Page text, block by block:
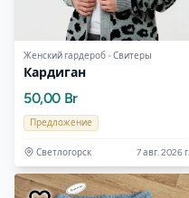
Женский гардероб - Свитеры
Кардиган
50,00 Br
Предложение
Светлогорск 7 авг. 2026 г.